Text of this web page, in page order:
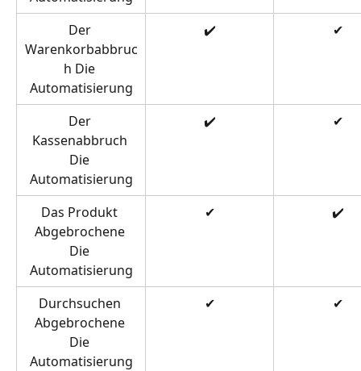
Der
Warenkorbabbruc
h Die
Automatisierung
✔️ ✔
Der
Kassenabbruch
Die
Automatisierung
✔️ ✔
Das Produkt
Abgebrochene
Die
Automatisierung
✔ ✔️
Durchsuchen
Abgebrochene
Die
Automatisierung
✔ ✔